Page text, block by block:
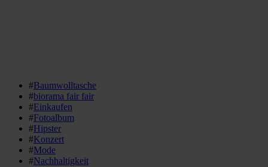
#Baumwolltasche
#biorama fair fair
#Einkaufen
#Fotoalbum
#Hipster
#Konzert
#Mode
#Nachhaltigkeit